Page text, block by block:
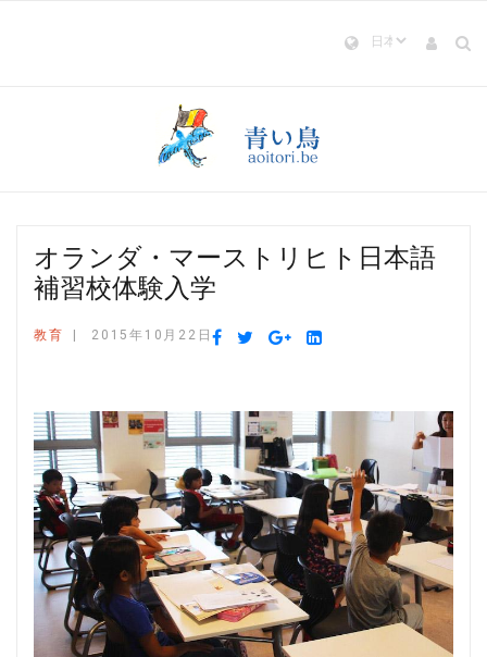
オランダ・マーストリヒト日本語
補習校体験入学
教育 2015年10月22日